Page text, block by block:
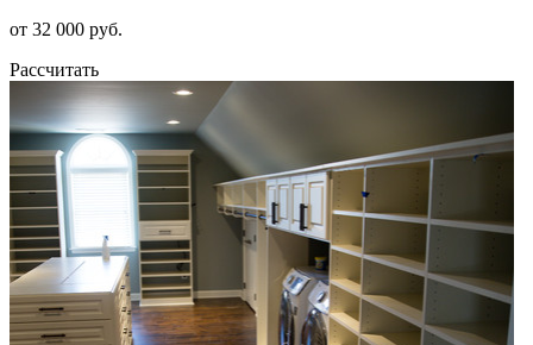
от 32 000 руб.
Рассчитать